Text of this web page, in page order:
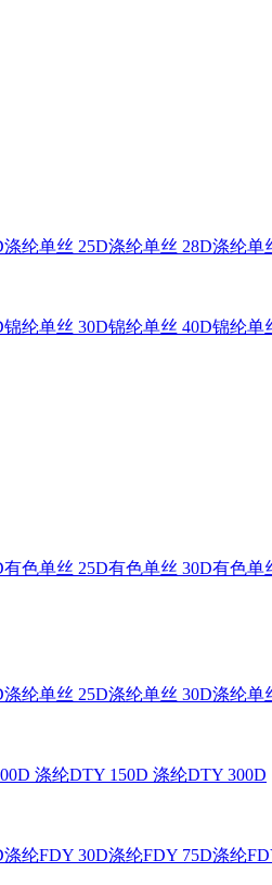
涤纶单丝 25D涤纶单丝 28D涤纶单
锦纶单丝 30D锦纶单丝 40D锦纶单
有色单丝 25D有色单丝 30D有色单
涤纶单丝 25D涤纶单丝 30D涤纶单
涤纶DTY 150D 涤纶DTY 300D
涤纶FDY 30D涤纶FDY 75D涤纶